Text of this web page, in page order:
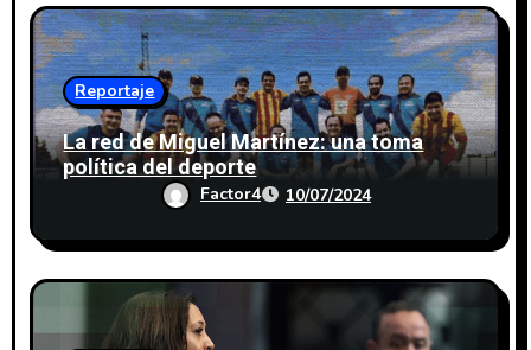
Reportaje
La red de Miguel Martínez: una toma
política del deporte
Factor4 10/07/2024